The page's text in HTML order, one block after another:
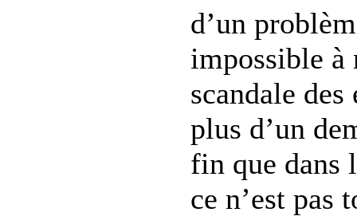
d’un
impossible à
scandale
plus d’un
fin que dans
ce n’est pas